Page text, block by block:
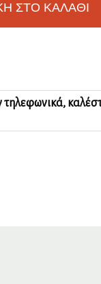
ΣΤΟ ΚΑΛΆΘΙ
τηλεφωνικά,